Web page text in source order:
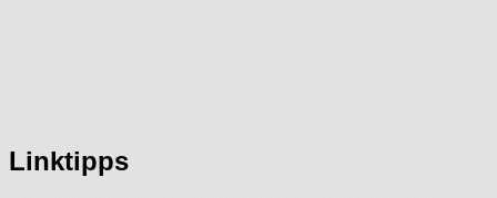
Linktipps